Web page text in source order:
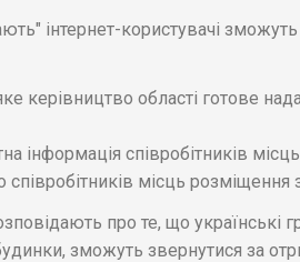
інтернет-користувачі
керівництво області готове
інформація співробітників
співробітників місць
про те, що українські
зможуть звернутися за